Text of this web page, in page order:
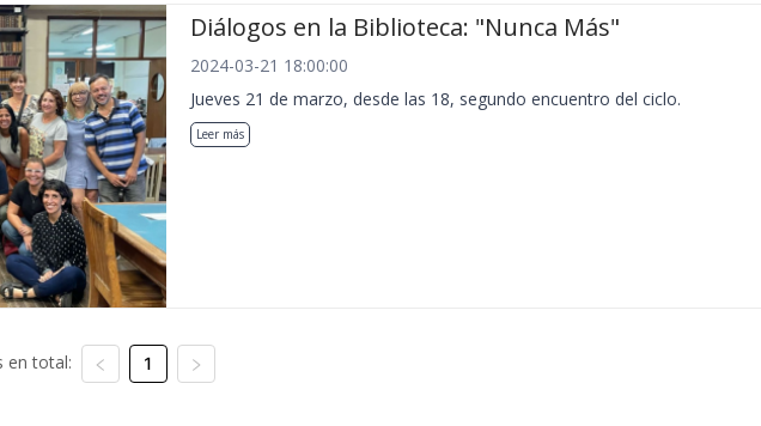
Diálogos en la Biblioteca: "Nunca Más"
2024-03-21 18:00:00
Jueves 21 de marzo, desde las 18, segundo encuentro del ciclo.
Leer más
en total: 1